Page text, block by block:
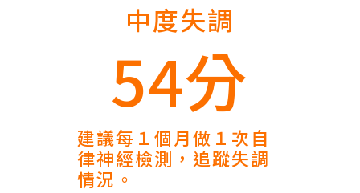
中度失調
54分
建議每１個月做１次自
律神經檢測，追蹤失調
情況。